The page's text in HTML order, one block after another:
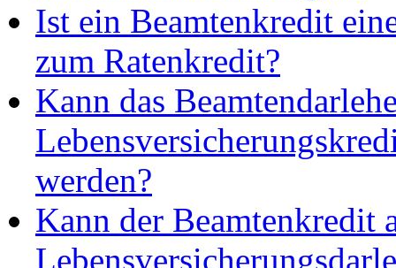
Ist ein Beamtenkredit
zum Ratenkredit?
Kann das
werden?
Kann der Beamtenkredit